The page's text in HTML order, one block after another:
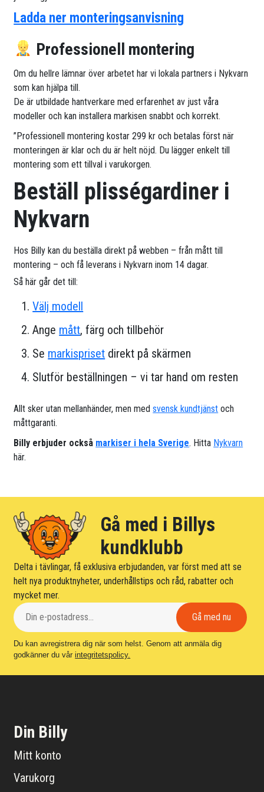
Ladda ner monteringsanvisning
Professionell montering
Om du hellre lämnar över arbetet har vi lokala partners i Nykvarn
som kan hjälpa till.
De är utbildade hantverkare med erfarenhet av just våra
modeller och kan installera markisen snabbt och korrekt.
”Professionell montering kostar 299 kr och betalas först när
monteringen är klar och du är helt nöjd. Du lägger enkelt till
montering som ett tillval i varukorgen.
Beställ plisségardiner i
Nykvarn
Hos Billy kan du beställa direkt på webben – från mått till
montering – och få leverans i Nykvarn inom 14 dagar.
Så här går det till:
Välj modell
Ange mått, färg och tillbehör
Se markispriset direkt på skärmen
Slutför beställningen – vi tar hand om resten
Allt sker utan mellanhänder, men medsvensk kundtjänst och
måttgaranti.
Billy erbjuder också markiser i hela Sverige. Hitta Nykvarn
här.
Gå med i Billys
kundklubb
Delta i tävlingar, få exklusiva erbjudanden, var först med att se
helt nya produktnyheter, underhållstips och råd, rabatter och
mycket mer.
Du kan avregistrera dig när som helst. Genom att anmäla dig
godkänner du vårintegritetspolicy.
Din Billy
Mitt konto
Varukorg